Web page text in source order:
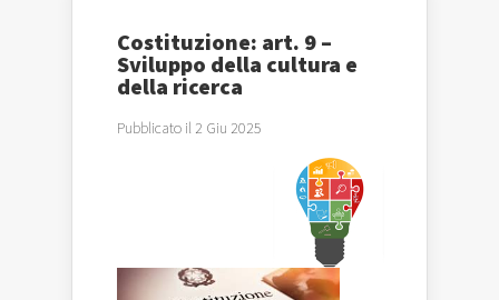
Costituzione: art. 9 –
Sviluppo della cultura e
della ricerca
Pubblicato il 2 Giu 2025